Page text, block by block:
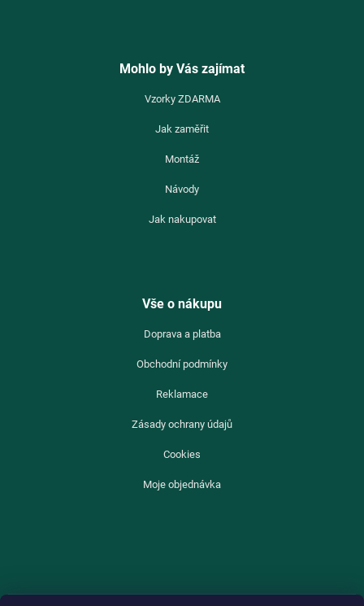
Mohlo by Vás zajímat
Vzorky ZDARMA
Jak zaměřit
Montáž
Návody
Jak nakupovat
Vše o nákupu
Doprava a platba
Obchodní podmínky
Reklamace
Zásady ochrany údajů
Cookies
Moje objednávka